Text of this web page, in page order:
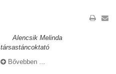
Alencsik Melinda
társastáncoktató
Bővebben ...